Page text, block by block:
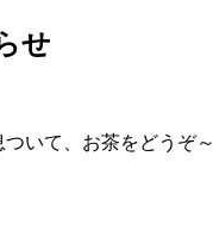
せ
いて、お茶をどうぞ～